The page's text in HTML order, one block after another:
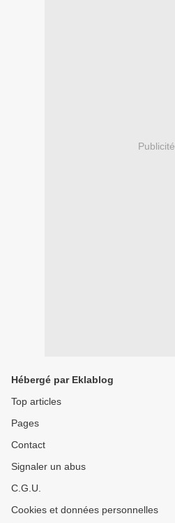
Publicité
Hébergé par Eklablog
Top articles
Pages
Contact
Signaler un abus
C.G.U.
Cookies et données personnelles